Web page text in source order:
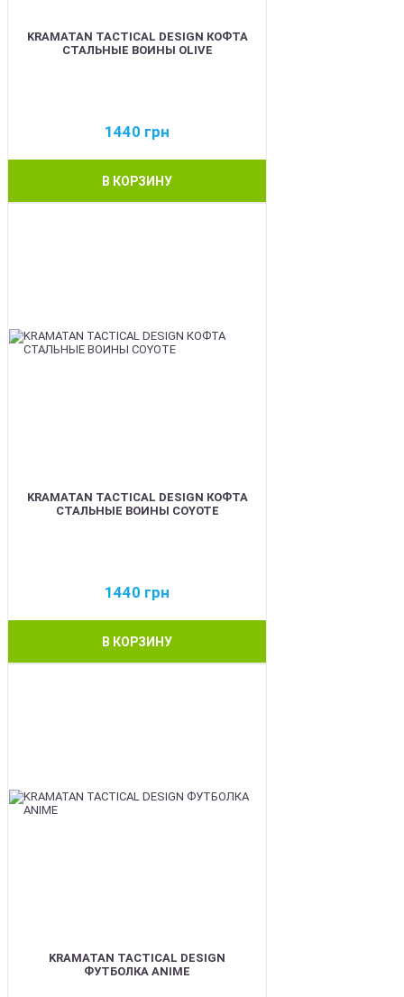
KRAMATAN TACTICAL DESIGN КОФТА
СТАЛЬНЫЕ ВОИНЫ OLIVE
1440 грн
В КОРЗИНУ
KRAMATAN TACTICAL DESIGN КОФТА
СТАЛЬНЫЕ ВОИНЫ COYOTE
1440 грн
В КОРЗИНУ
KRAMATAN TACTICAL DESIGN
ФУТБОЛКА ANIME